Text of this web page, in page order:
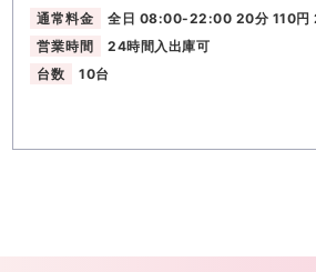
通常料金
全日 08:00-22:00 20分 110円
営業時間
24時間入出庫可
台数
10台